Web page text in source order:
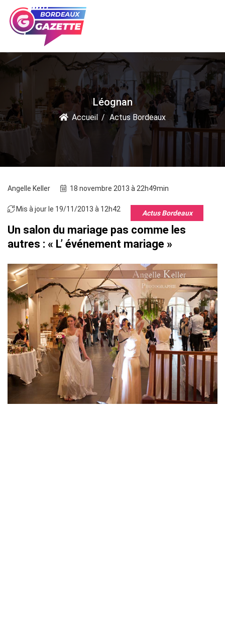
Léognan
Accueil Actus Bordeaux
Angelle Keller 18 novembre 2013 à 22h49min
Mis à jour le 19/11/2013 à 12h42 Actus Bordeaux
Un salon du mariage pas comme les
autres : « L’ événement mariage »